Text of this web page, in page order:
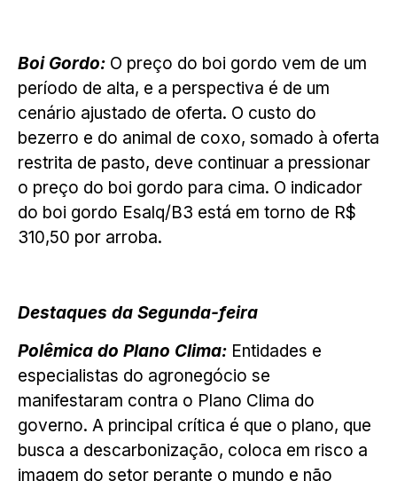
Boi Gordo: O preço do boi gordo vem de um
período de alta, e a perspectiva é de um
cenário ajustado de oferta. O custo do
bezerro e do animal de coxo, somado à oferta
restrita de pasto, deve continuar a pressionar
o preço do boi gordo para cima. O indicador
do boi gordo Esalq/B3 está em torno de R$
310,50 por arroba.
Destaques da Segunda-feira
Polêmica do Plano Clima: Entidades e
especialistas do agronegócio se
manifestaram contra o Plano Clima do
governo. A principal crítica é que o plano, que
busca a descarbonização, coloca em risco a
imagem do setor perante o mundo e não